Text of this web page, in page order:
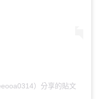
）分享的貼文